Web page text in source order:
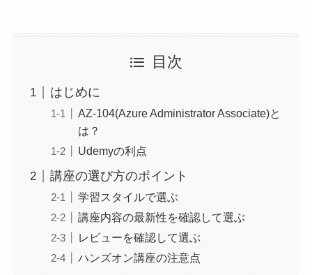
目次
はじめに
AZ-104(Azure Administrator Associate)と
は？
Udemyの利点
講座の選び方のポイント
学習スタイルで選ぶ
講座内容の最新性を確認して選ぶ
レビューを確認して選ぶ
ハンズオン講座の注意点